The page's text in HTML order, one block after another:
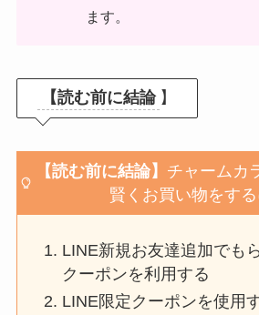
ます。
【読む前に結論 】
【読む前に結論】 チャームカ
賢くお買い物をす
LINE新規お友達追加でも
クーポンを利用する
LINE限定クーポンを使用